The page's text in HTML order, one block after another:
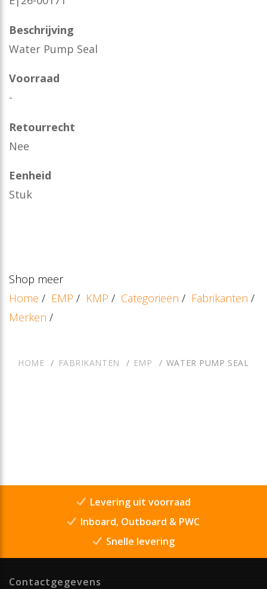
Beschrijving
Water Pump Seal
Voorraad
-
Retourrecht
Nee
Eenheid
Stuk
Shop meer
Home / EMP / KMP / Categorieën / Fabrikanten /
Merken /
HOME FABRIKANTEN EMP WATER PUMP SEAL
Levering uit voorraad
Inboard, Outboard & PWC
Snelle levering
Contactgegevens